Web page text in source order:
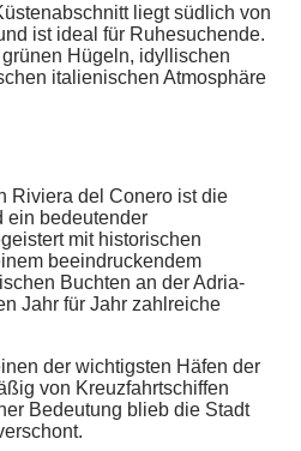
liegt südlich von
ist ideal für Ruhesuchende.
Hügeln, idyllischen
italienischen Atmosphäre
Riviera del Conero ist die
ein bedeutender
mit historischen
beeindruckendem
Buchten an der Adria-
Jahr für Jahr zahlreiche
der wichtigsten Häfen der
von Kreuzfahrtschiffen
Bedeutung blieb die Stadt